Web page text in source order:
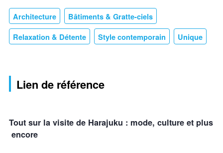
Architecture Bâtiments & Gratte-ciels
Relaxation & Détente Style contemporain Unique
Lien de référence
Tout sur la visite de Harajuku : mode, culture et plus
encore